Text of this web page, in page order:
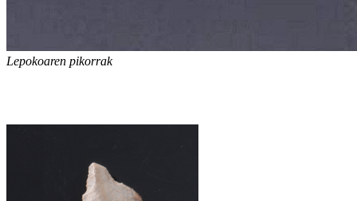
Lepokoaren pikorrak